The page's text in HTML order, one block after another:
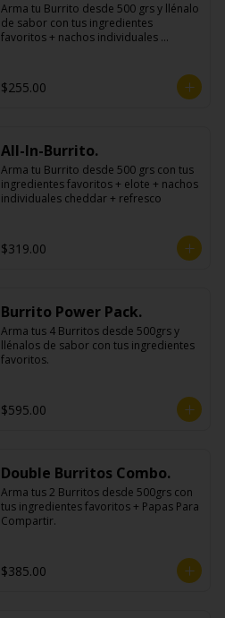
Arma tu Burrito desde 500 grs y llénalo
de sabor con tus ingredientes
favoritos + nachos individuales
$255.00
All-In-Burrito.
Arma tu Burrito desde 500 grs con tus
ingredientes favoritos + elote + nachos
individuales cheddar + refresco
$319.00
Burrito Power Pack.
Arma tus 4 Burritos desde 500grs y
llénalos de sabor con tus ingredientes
favoritos.
$595.00
Double Burritos Combo.
Arma tus 2 Burritos desde 500grs con
tus ingredientes favoritos + Papas Para
Compartir.
$385.00